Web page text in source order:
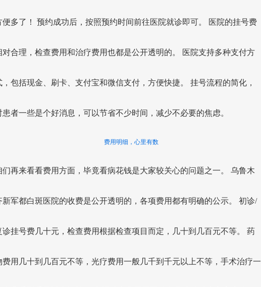
便多了！ 预约成功后，按照预约时间前往医院就诊即可。 医院的挂号费
对合理，检查费用和治疗费用也都是公开透明的。 医院支持多种支付方
，包括现金、刷卡、支付宝和微信支付，方便快捷。 挂号流程的简化，
患者一些是个好消息，可以节省不少时间，减少不必要的焦虑。
费用明细，心里有数
们再来看看费用方面，毕竟看病花钱是大家较关心的问题之一。 乌鲁木
新军都白斑医院的收费是公开透明的，各项费用都有明确的公示。 初诊/
诊挂号费几十元，检查费用根据检查项目而定，几十到几百元不等。 药
费用几十到几百元不等，光疗费用一般几千到千元以上不等，手术治疗一